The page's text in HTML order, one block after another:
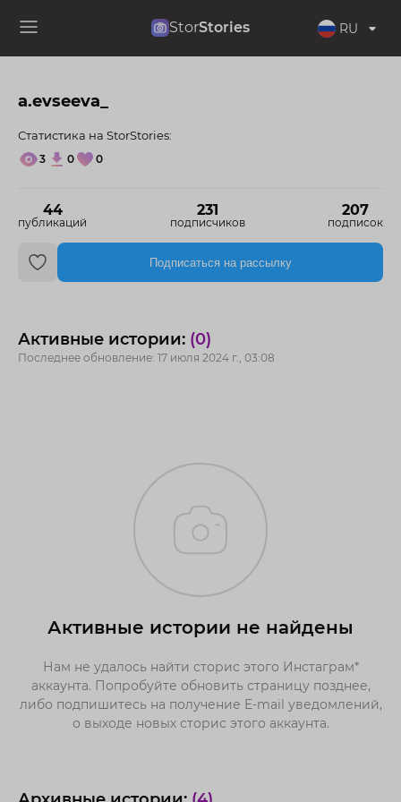
StorStories RU
a.evseeva_
44
публикаций
231
подписчиков
207
подписок
Статистика на StorStories:
3 0 0
Подписаться на рассылку
Активные истории: (0)
Последнее обновление: 17 июля 2024 г., 03:08
Активные истории не найдены
Нам не удалось найти сторис этого Инстаграм*
аккаунта. Попробуйте обновить страницу позднее,
либо подпишитесь на получение E-mail уведомлений,
о выходе новых сторис этого аккаунта.